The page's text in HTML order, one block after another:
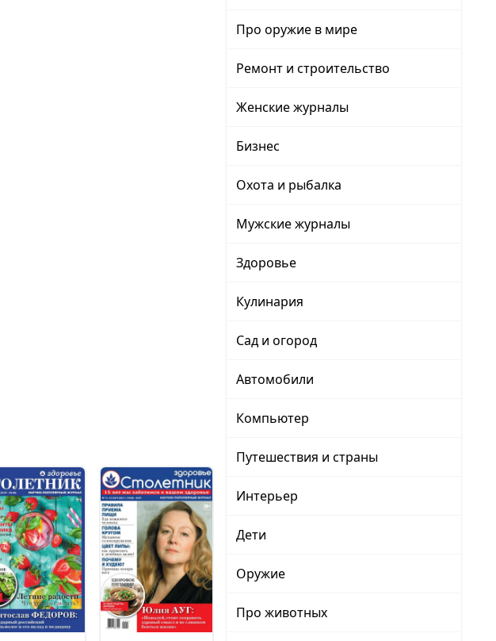
Про оружие в мире
Ремонт и строительство
Женские журналы
Бизнес
Охота и рыбалка
Мужские журналы
Здоровье
Кулинария
Сад и огород
Автомобили
Компьютер
Путешествия и страны
Интерьер
Дети
Оружие
Про животных